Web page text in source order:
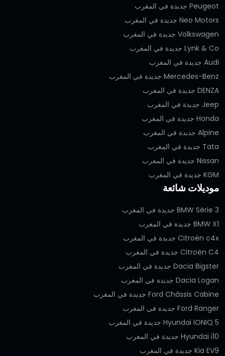
Peugeot جديدة في المغرب
Neo Motors جديدة في المغرب
Volkswagen جديدة في المغرب
Lynk & Co جديدة في المغرب
Audi جديدة في المغرب
Mercedes-Benz جديدة في المغرب
DENZA جديدة في المغرب
Jeep جديدة في المغرب
Honda جديدة في المغرب
Alpine جديدة في المغرب
Tata جديدة في المغرب
Nissan جديدة في المغرب
KGM جديدة في المغرب
موديلات شائعة
BMW Série 3 جديدة في المغرب
BMW X1 جديدة في المغرب
Citroën c4x جديدة في المغرب
Citroën C4 جديدة في المغرب
Dacia Bigster جديدة في المغرب
Dacia Logan جديدة في المغرب
Ford Châssis Cabine جديدة في المغرب
Ford Ranger جديدة في المغرب
Hyundai IONIQ 5 جديدة في المغرب
Hyundai i10 جديدة في المغرب
Kia EV9 جديدة في المغرب